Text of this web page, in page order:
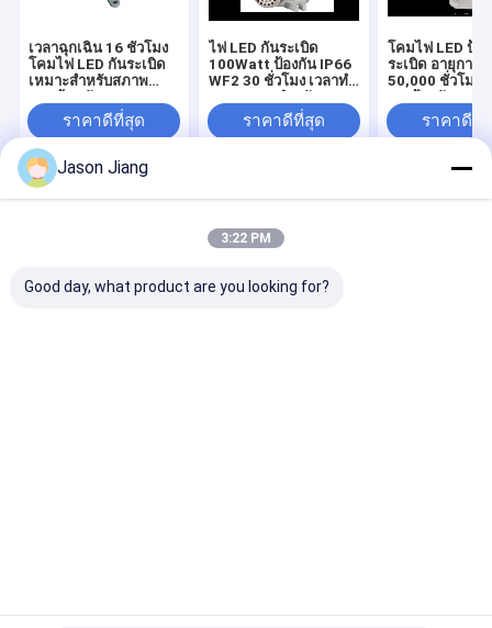
เวลาฉุกเฉิน 16 ชั่วโมง
โคมไฟ LED กันระเบิด
เหมาะสําหรับสภาพ
ราคาดีที่สุด
ไฟ LED กันระเบิด
100Watt ป้องกัน IP66
WF2 30 ชั่วโมง เวลาทํา
สว่างพื้นที่อุตสาหกรรม
อันตราย
ราคาดีที่สุด
โคมไฟ LED ป้อ
ระเบิด อายุการใ
50,000 ชั่วโมง
เหมาะสำหรับให้
สว่างในพื้นที่อัน
ราคาดีที่
Desktop Site
แผนผังเว็บไซต์
Privacy Policy
2026 crown extra lighting co. ltd. All Rights Reserved.
Jason Jiang
3:22 PM
Good day, what product are you looking for?